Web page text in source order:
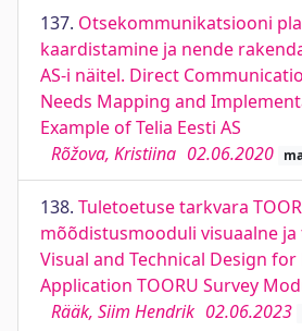
137. Otsekommunikatsiooni
kaardistamine ja nende
AS-i näitel. Direct
Needs Mapping and
Example of Telia Eesti AS
Rõžova, Kristiina 02.06.2020
138. Tuletoetuse tarkvara
mõõdistusmooduli visuaalne
Visual and Technical Design
Application TOORU Survey
Rääk, Siim Hendrik 02.06.2023